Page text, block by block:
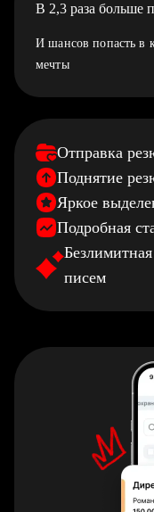
В 2,3 раза больше
И шансов попасть в
мечты
Отправка
Поднятие
Яркое
Подробная
писем